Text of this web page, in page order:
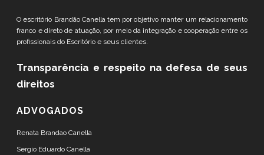
O escritório Brandão Canella tem por objetivo manter um relacionamento
franco e direto de atuação, por meio da integração e cooperação entre os
profissionais do Escritório e seus clientes.
Transparência e respeito na defesa de seus
direitos
ADVOGADOS
Renata Brandao Canella
Sergio Eduardo Canella